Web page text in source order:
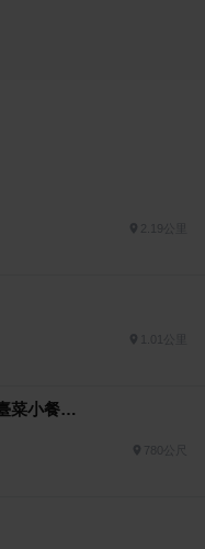
Postman 郵差先生 義式臺菜小餐館 義式餐酒館